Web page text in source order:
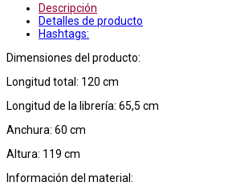
Descripción
Detalles de producto
Hashtags:
Dimensiones del producto:
Longitud total: 120 cm
Longitud de la librería: 65,5 cm
Anchura: 60 cm
Altura: 119 cm
Información del material: